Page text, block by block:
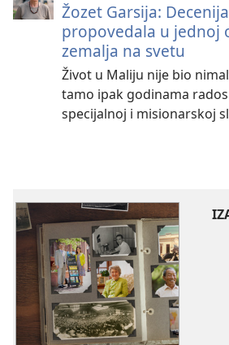
Žozet Garsija:
propovedala u jednoj
zemalja na svetu
Život u Maliju nije bio
tamo ipak godinama
specijalnoj i misionarskoj